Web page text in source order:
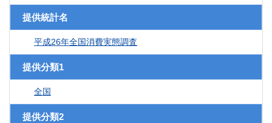
提供統計名
平成26年全国消費実態調査
提供分類1
全国
提供分類2